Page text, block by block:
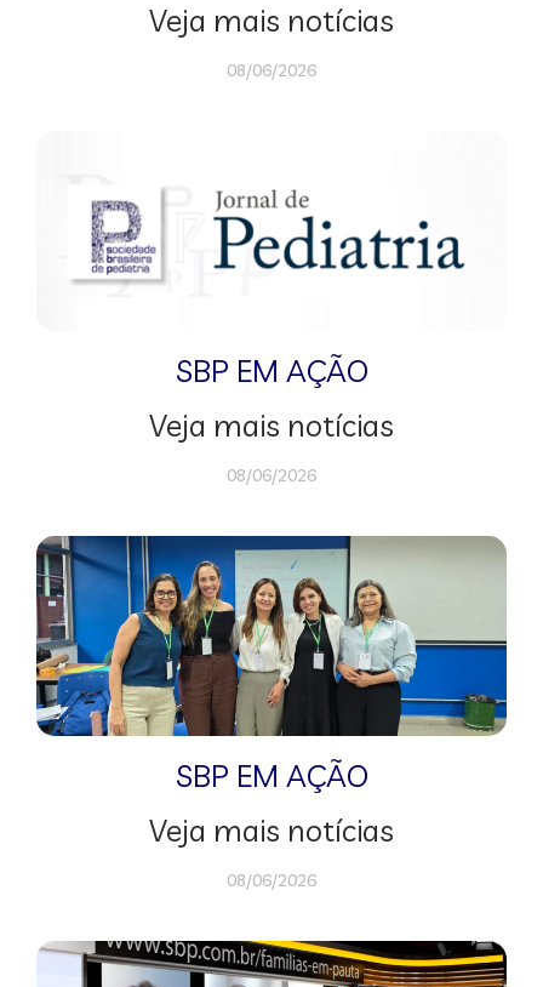
Veja mais notícias
08/06/2026
SBP EM AÇÃO
Veja mais notícias
08/06/2026
SBP EM AÇÃO
Veja mais notícias
08/06/2026